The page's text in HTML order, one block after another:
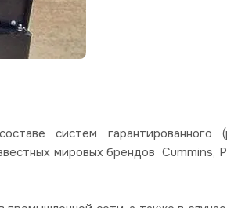
систем гарантированного
мировых брендов Cummins,